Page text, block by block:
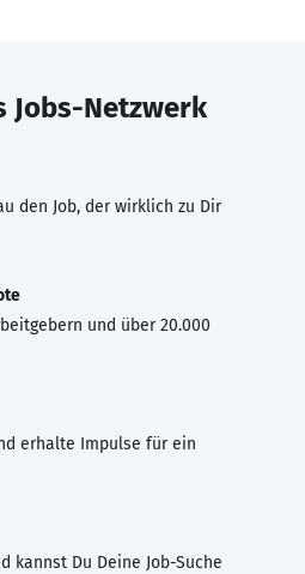
Jobs-Netzwerk
den Job, der wirklich zu Dir
und über 20.000
erhalte Impulse für ein
kannst Du Deine Job-Suche